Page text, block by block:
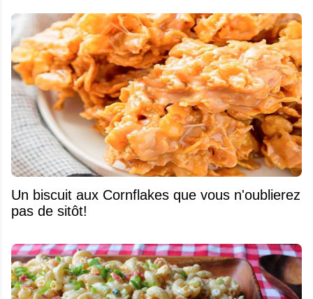
Un biscuit aux Cornflakes que vous n'oublierez
pas de sitôt!